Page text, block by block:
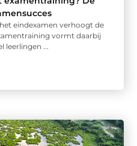
eindexamen verhoogt de
vormt daarbij
leerlingen ...